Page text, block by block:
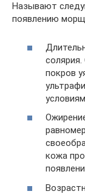
Называют
появлению
покров
условиям.
кожа